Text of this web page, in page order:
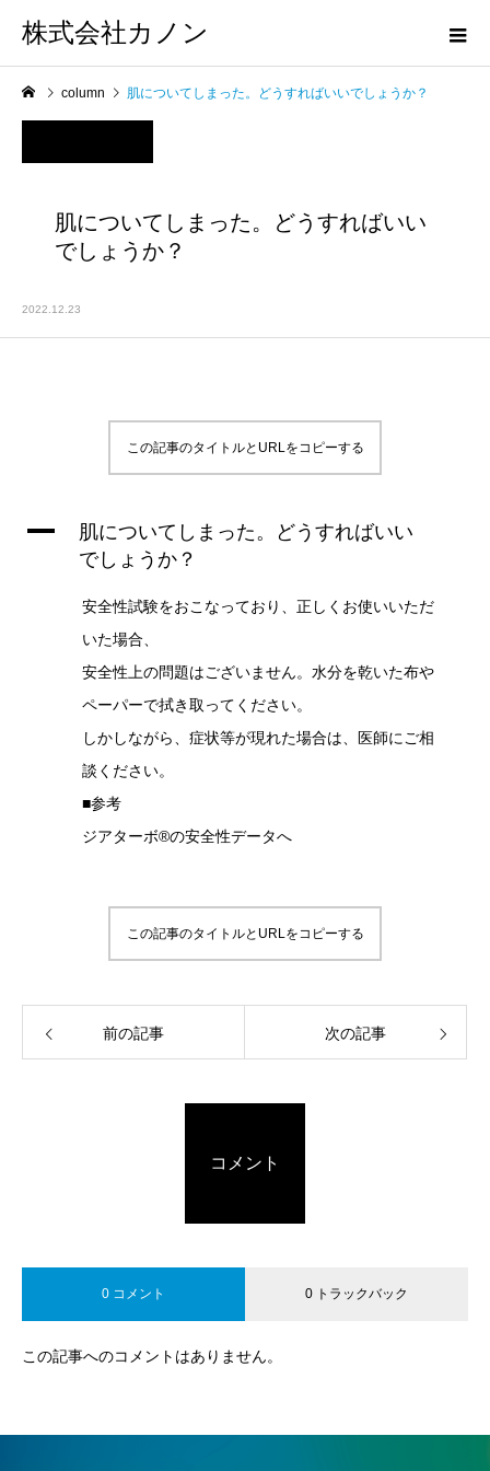
株式会社カノン
column 肌についてしまった。どうすればいいでしょうか？
肌についてしまった。どうすればいい
でしょうか？
2022.12.23
この記事のタイトルとURLをコピーする
A
肌についてしまった。どうすればいい
でしょうか？
安全性試験をおこなっており、正しくお使いいただ
いた場合、
安全性上の問題はございません。水分を乾いた布や
ペーパーで拭き取ってください。
しかしながら、症状等が現れた場合は、医師にご相
談ください。
■参考
ジアターボ®︎の安全性データへ
この記事のタイトルとURLをコピーする
前の記事 次の記事
コメント
0 コメント 0 トラックバック
この記事へのコメントはありません。